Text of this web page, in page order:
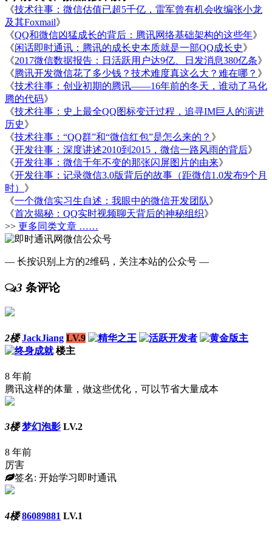
《技术往事：微信估值已超5千亿，雷军曾有机会收编张小龙
及其Foxmail》
《QQ和微信凶猛成长的背后：腾讯网络基础架构的这些年》
《闲话即时通讯：腾讯的成长史本质就是一部QQ成长史》
《2017微信数据报告：日活跃用户达9亿、日发消息380亿条》
《腾讯开发微信花了多少钱？技术难度真这么大？难在哪？ 》
《技术往事：创业初期的腾讯——16年前的冬天，谁动了马化
腾的代码》
《技术往事：史上最全QQ图标变迁过程，追寻IM巨人的演进
历史》
《技术往事：“QQ群”和“微信红包”是怎么来的？ 》
《开发往事：深度讲述2010到2015，微信一路风雨的背后》
《开发往事：微信千年不变的那张闪屏图片的由来》
《开发往事：记录微信3.0版背后的故事（距微信1.0发布9个月
时） 》
《一个微信实习生自述：我眼中的微信开发团队》
《首次揭秘：QQ实时视频聊天背后的神秘组织》
>> 更多同类文章 ……
— 长按识别上方的2维码，关注本站的公众号 —
3 条评论
2楼 JackJiang LV.9
楼主
8 年前
腾讯这样的体量，做这些优化，可以节省大量成本
3楼 梦幻泡影 LV.2
8 年前
厉害
签名: 开始学习即时通讯
4楼 86089881 LV.1